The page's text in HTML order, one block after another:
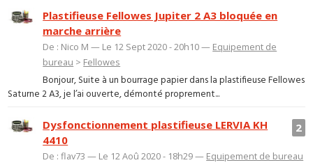
Plastifieuse Fellowes Jupiter 2 A3 bloquée en
marche arrière
De : Nico M — Le 12 Sept 2020 - 20h10 — Equipement de
bureau > Fellowes
Bonjour, Suite à un bourrage papier dans la plastifieuse Fellowes
Saturne 2 A3, je l’ai ouverte, démonté proprement...
2
Dysfonctionnement plastifieuse LERVIA KH
4410
De : flav73 — Le 12 Aoû 2020 - 18h29 — Equipement de bureau